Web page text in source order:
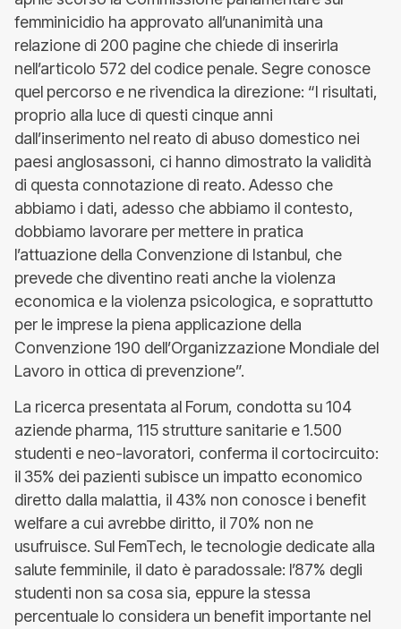
femminicidio ha approvato all’unanimità una
relazione di 200 pagine che chiede di inserirla
nell’articolo 572 del codice penale. Segre conosce
quel percorso e ne rivendica la direzione: “I risultati,
proprio alla luce di questi cinque anni
dall’inserimento nel reato di abuso domestico nei
paesi anglosassoni, ci hanno dimostrato la validità
di questa connotazione di reato. Adesso che
abbiamo i dati, adesso che abbiamo il contesto,
dobbiamo lavorare per mettere in pratica
l’attuazione della Convenzione di Istanbul, che
prevede che diventino reati anche la violenza
economica e la violenza psicologica, e soprattutto
per le imprese la piena applicazione della
Convenzione 190 dell’Organizzazione Mondiale del
Lavoro in ottica di prevenzione”.
La ricerca presentata al Forum, condotta su 104
aziende pharma, 115 strutture sanitarie e 1.500
studenti e neo-lavoratori, conferma il cortocircuito:
il 35% dei pazienti subisce un impatto economico
diretto dalla malattia, il 43% non conosce i benefit
welfare a cui avrebbe diritto, il 70% non ne
usufruisce. Sul FemTech, le tecnologie dedicate alla
salute femminile, il dato è paradossale: l’87% degli
studenti non sa cosa sia, eppure la stessa
percentuale lo considera un benefit importante nel